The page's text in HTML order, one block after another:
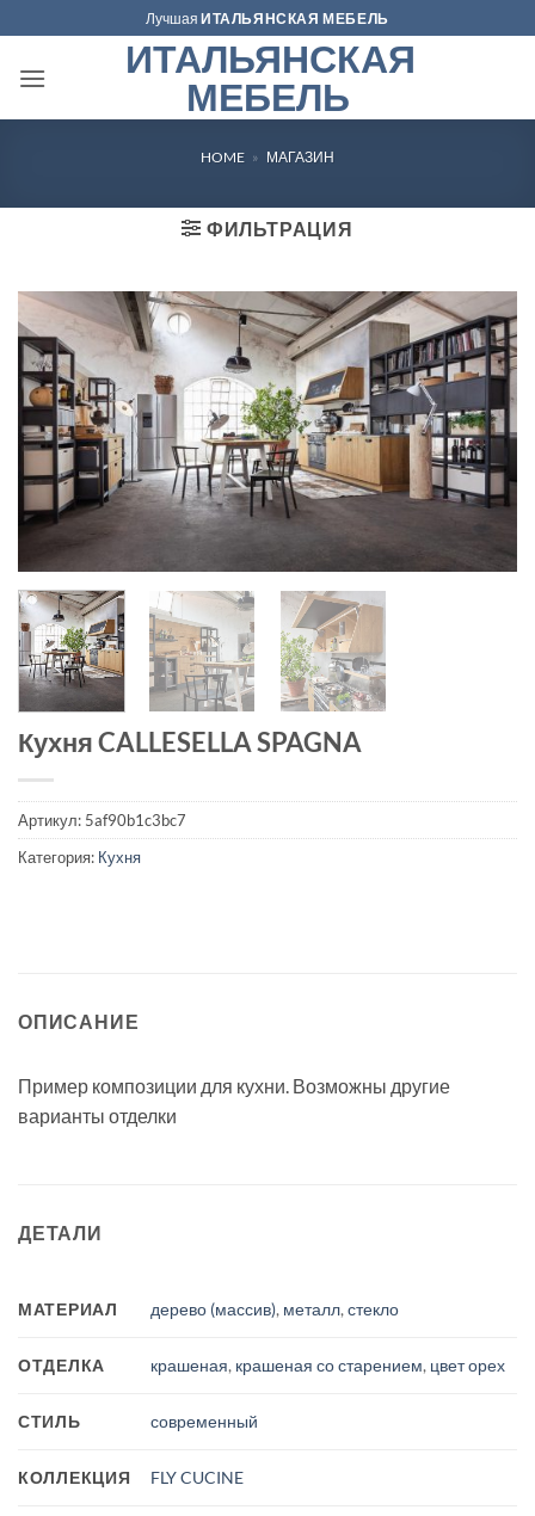
to
content
ЛучшаяИТАЛЬЯНСКАЯ МЕБЕЛЬ
ИТАЛЬЯНСКАЯ
МЕБЕЛЬ
HOME » МАГАЗИН
ФИЛЬТРАЦИЯ
Кухня CALLESELLA SPAGNA
Артикул: 5af90b1c3bc7
Категория: Кухня
ОПИСАНИЕ
Пример композиции для кухни. Возможны другие
варианты отделки
ДЕТАЛИ
МАТЕРИАЛ дерево (массив), металл,стекло
ОТДЕЛКА крашеная, крашеная со старением, цвет орех
СТИЛЬ современный
КОЛЛЕКЦИЯ FLY CUCINE